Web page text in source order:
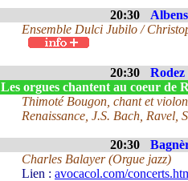
20:30
Ensemble Dulci Jubilo /
20:30 Rodez
Les orgues chantent au coeur de
Thimoté Bougon, chant et
Renaissance, J.S. Bach, Ravel,
20:30
Charles Balayer (Orgue jazz)
Lien : avocacol.com/